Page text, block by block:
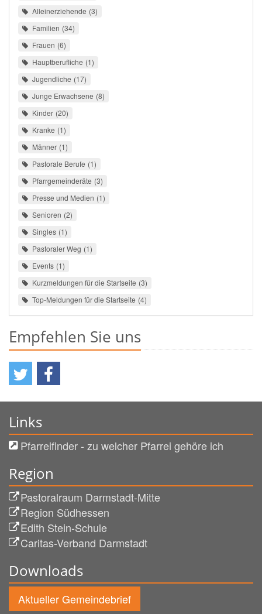
Alleinerziehende 3
Familien 34
Frauen 6
Hauptberufliche 1
Jugendliche 17
Junge Erwachsene 8
Kinder 20
Kranke 1
Männer 1
Pastorale Berufe 1
Pfarrgemeinderäte 3
Presse und Medien 1
Senioren 2
Singles 1
Pastoraler Weg 1
Events 1
Kurzmeldungen für die Startseite 3
Top-Meldungen für die Startseite 4
Empfehlen Sie uns
Links
Pfarreifinder - zu welcher Pfarrei gehöre ich
Region
Pastoralraum Darmstadt-Mitte
Region Südhessen
Edith Stein-Schule
Caritas-Verband Darmstadt
Downloads
Aktueller Gemeindebrief